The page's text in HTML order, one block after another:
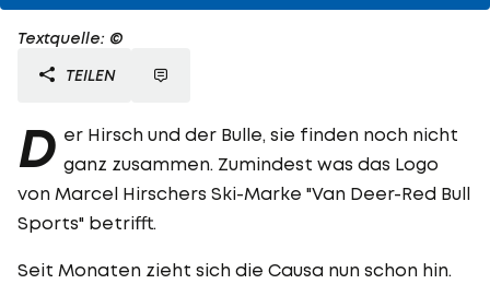
Textquelle: ©
TEILEN
D er Hirsch und der Bulle, sie finden noch nicht
ganz zusammen. Zumindest was das Logo
von Marcel Hirschers Ski-Marke "Van Deer-Red Bull
Sports" betrifft.
Seit Monaten zieht sich die Causa nun schon hin.